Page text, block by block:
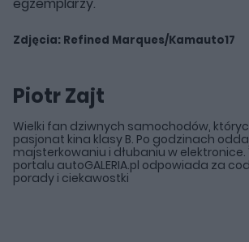
Zdjęcia: Refined Marques/Kamauto17
Piotr Zajt
Wielki fan dziwnych samochodów,
pasjonat kina klasy B. Po godzinach
majsterkowaniu i dłubaniu w elektronice.
portalu autoGALERIA.pl odpowiada za
porady i ciekawostki